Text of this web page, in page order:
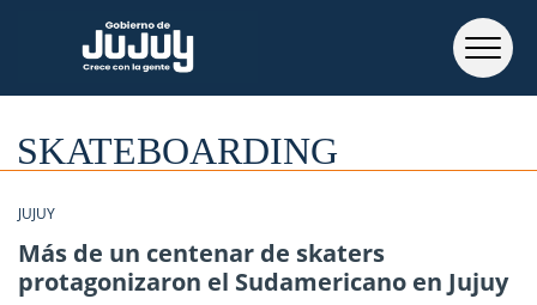
SKATEBOARDING
JUJUY
Más de un centenar de skaters
protagonizaron el Sudamericano en Jujuy